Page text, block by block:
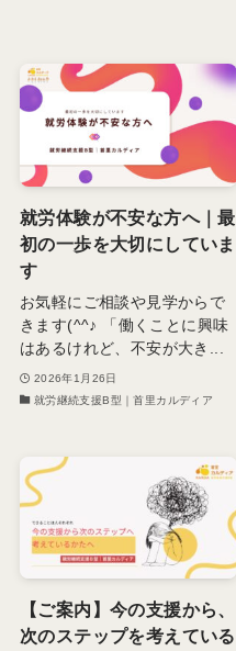
就労体験が不安な方へ｜最
初の一歩を大切にしていま
す
お気軽にご相談や見学からで
きます(^^♪ 「働くことに興味
はあるけれど、不安が大き...
2026年1月26日
就労継続支援B型｜首里カルディア
【ご案内】今の支援から、
次のステップを考えている